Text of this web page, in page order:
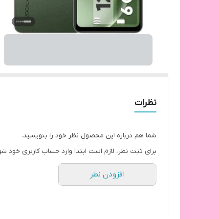
نظرات
شما هم درباره این محصول نظر خود را بنویسید.
برای ثبت نظر، لازم است ابتدا وارد حساب کاربری خود
افزودن نظر